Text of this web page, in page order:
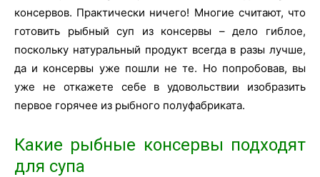
консервов. Практически ничего! Многие считают, что
готовить рыбный суп из консервы – дело гиблое,
поскольку натуральный продукт всегда в разы лучше,
да и консервы уже пошли не те. Но попробовав, вы
уже не откажете себе в удовольствии изобразить
первое горячее из рыбного полуфабриката.
Какие рыбные консервы подходят
для супа